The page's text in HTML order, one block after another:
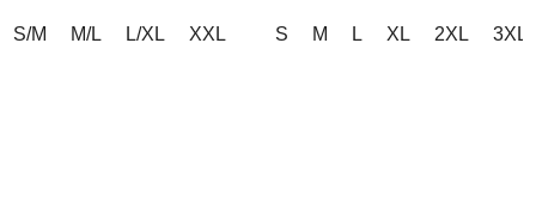
S/M M/L L/XL XXL S M L XL 2XL 3XL